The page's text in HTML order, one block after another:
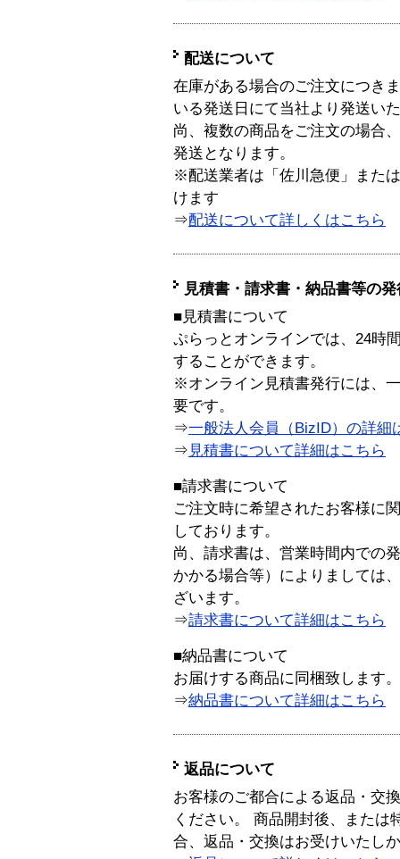
配送について
在庫がある場合のご注文につき
いる発送日にて当社より発送い
尚、複数の商品をご注文の場合
発送となります。
※配送業者は「佐川急便」また
けます
⇒配送について詳しくはこちら
見積書・請求書・納品書等の
■見積書について
ぷらっとオンラインでは、24時
することができます。
※オンライン見積書発行には、
要です。
⇒一般法人会員（BizID）の詳細
⇒ 見積書について詳細はこちら
■請求書について
ご注文時に希望されたお客様に
しております。
尚、請求書は、営業時間内での
かかる場合等）によりましては
ざいます。
⇒請求書について詳細はこちら
■納品書について
お届けする商品に同梱致します。
⇒納品書について詳細はこちら
返品について
お客様のご都合による返品・交
ください。 商品開封後、または
合、返品・交換はお受けいたし